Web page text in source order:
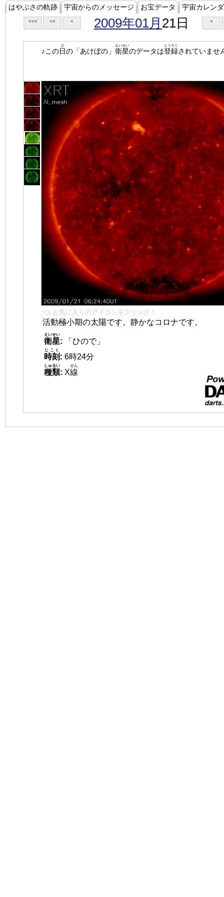
はやぶさの軌跡 宇宙からのメッセージ お宝データ 宇宙カレン
<<< << < 2009年01月 21日 >
♪この日
ひ
の「あけぼの」 衛星
えいせい
のデータは登録
とうろく
されていませ
👈 お気に入りのアイコンをクリック！
活動極小期の太陽です。静かなコロナです。
衛星
えいせい
:
「ひので」
時刻
じこく
: 6時24分
種類
しゅるい
: X線
せん